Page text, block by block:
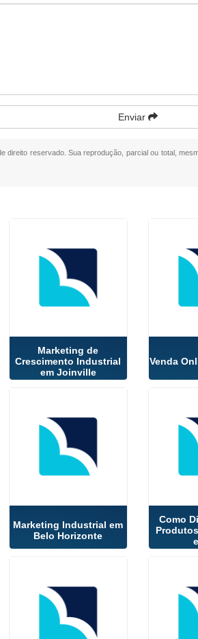
Enviar
direito reservado. Sua reprodução, parcial ou total,
Marketing de
Crescimento Industrial
em Joinville
Venda
Marketing Industrial em
Belo Horizonte
Como